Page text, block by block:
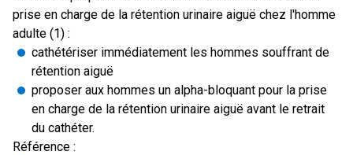
prise en charge de la rétention urinaire aiguë chez l'homme
adulte (1) :
cathétériser immédiatement les hommes souffrant de
rétention aiguë
proposer aux hommes un alpha-bloquant pour la prise
en charge de la rétention urinaire aiguë avant le retrait
du cathéter.
Référence :